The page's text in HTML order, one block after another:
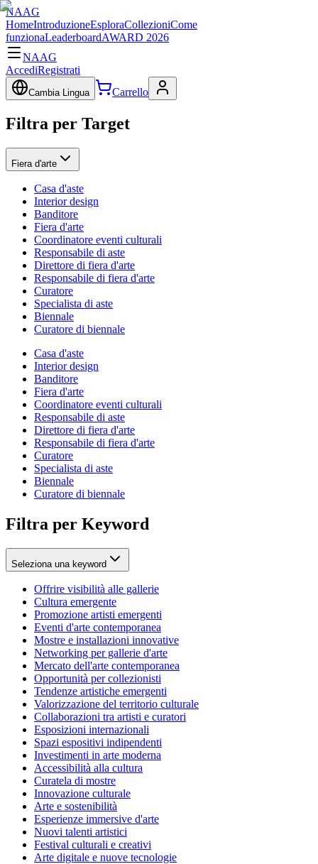
NAAG
HomeIntroduzioneEsploraCollezioniCome
funzionaLeaderboardAWARD 2026
NAAG
AccediRegistrati
Cambia Lingua Carrello
Filtra per Target
Fiera d'arte
Casa d'aste
Interior design
Banditore
Fiera d'arte
Coordinatore eventi culturali
Responsabile di aste
Direttore di fiera d'arte
Responsabile di fiera d'arte
Curatore
Specialista di aste
Biennale
Curatore di biennale
Casa d'aste
Interior design
Banditore
Fiera d'arte
Coordinatore eventi culturali
Responsabile di aste
Direttore di fiera d'arte
Responsabile di fiera d'arte
Curatore
Specialista di aste
Biennale
Curatore di biennale
Filtra per Keyword
Seleziona una keyword
Offrire visibilità alle gallerie
Cultura emergente
Promozione artisti emergenti
Eventi d'arte contemporanea
Mostre e installazioni innovative
Networking per gallerie d'arte
Mercato dell'arte contemporanea
Opportunità per collezionisti
Tendenze artistiche emergenti
Valorizzazione del territorio culturale
Collaborazioni tra artisti e curatori
Esposizioni internazionali
Spazi espositivi indipendenti
Investimenti in arte moderna
Accessibilità alla cultura
Curatela di mostre
Innovazione culturale
Arte e sostenibilità
Esperienze immersive d'arte
Nuovi talenti artistici
Festival culturali e creativi
Arte digitale e nuove tecnologie